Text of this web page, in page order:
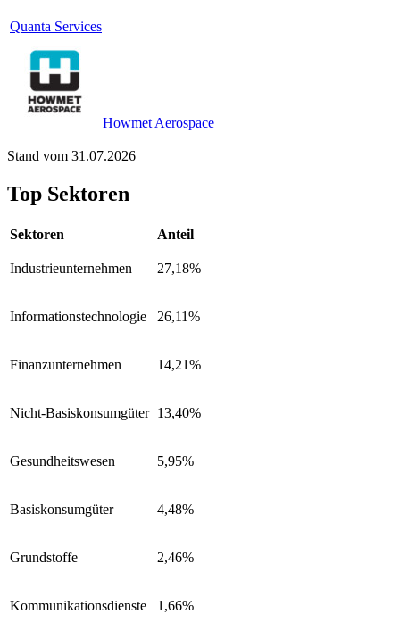
Quanta Services
Howmet Aerospace
Stand vom 31.07.2026
Top Sektoren
Sektoren Anteil
Industrieunternehmen 27,18%
Informationstechnologie 26,11%
Finanzunternehmen 14,21%
Nicht-Basiskonsumgüter 13,40%
Gesundheitswesen 5,95%
Basiskonsumgüter 4,48%
Grundstoffe 2,46%
Kommunikationsdienste 1,66%